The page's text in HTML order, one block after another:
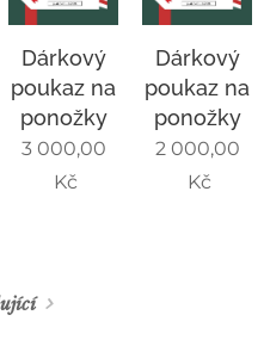
Dárkový
poukaz na
ponožky
3 000,00
Kč
Dárkový
poukaz na
ponožky
2 000,00
Kč